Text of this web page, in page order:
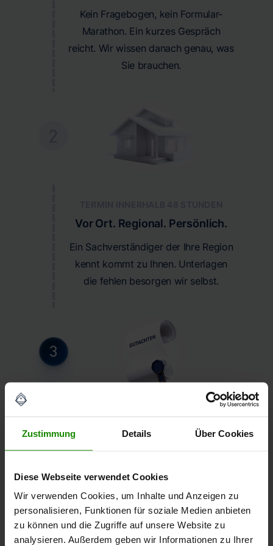
Zustimmung Details Über Cookies
Diese Webseite verwendet Cookies
Wir verwenden Cookies, um Inhalte und Anzeigen zu
personalisieren, Funktionen für soziale Medien anbieten
zu können und die Zugriffe auf unsere Website zu
analysieren. Außerdem geben wir Informationen zu Ihrer
Kein Fragebogen, kein Formular-
Marathon. Ein kurzes Gespräch
reicht. Wir wissen danach genau, was
Sie brauchen.
Vor Ort. Regional. Persönlich.
Ein Sachverständiger der Ihre Region
kennt kommt zu Ihnen. Unterlagen
die fehlen besorgen wir selbst.
Fertig und nicht angreifbar.
signiert und sofort verwendbar.
Garantiert fachlich anerkannt vom
Familiengericht, allen Behörden und
Banken.